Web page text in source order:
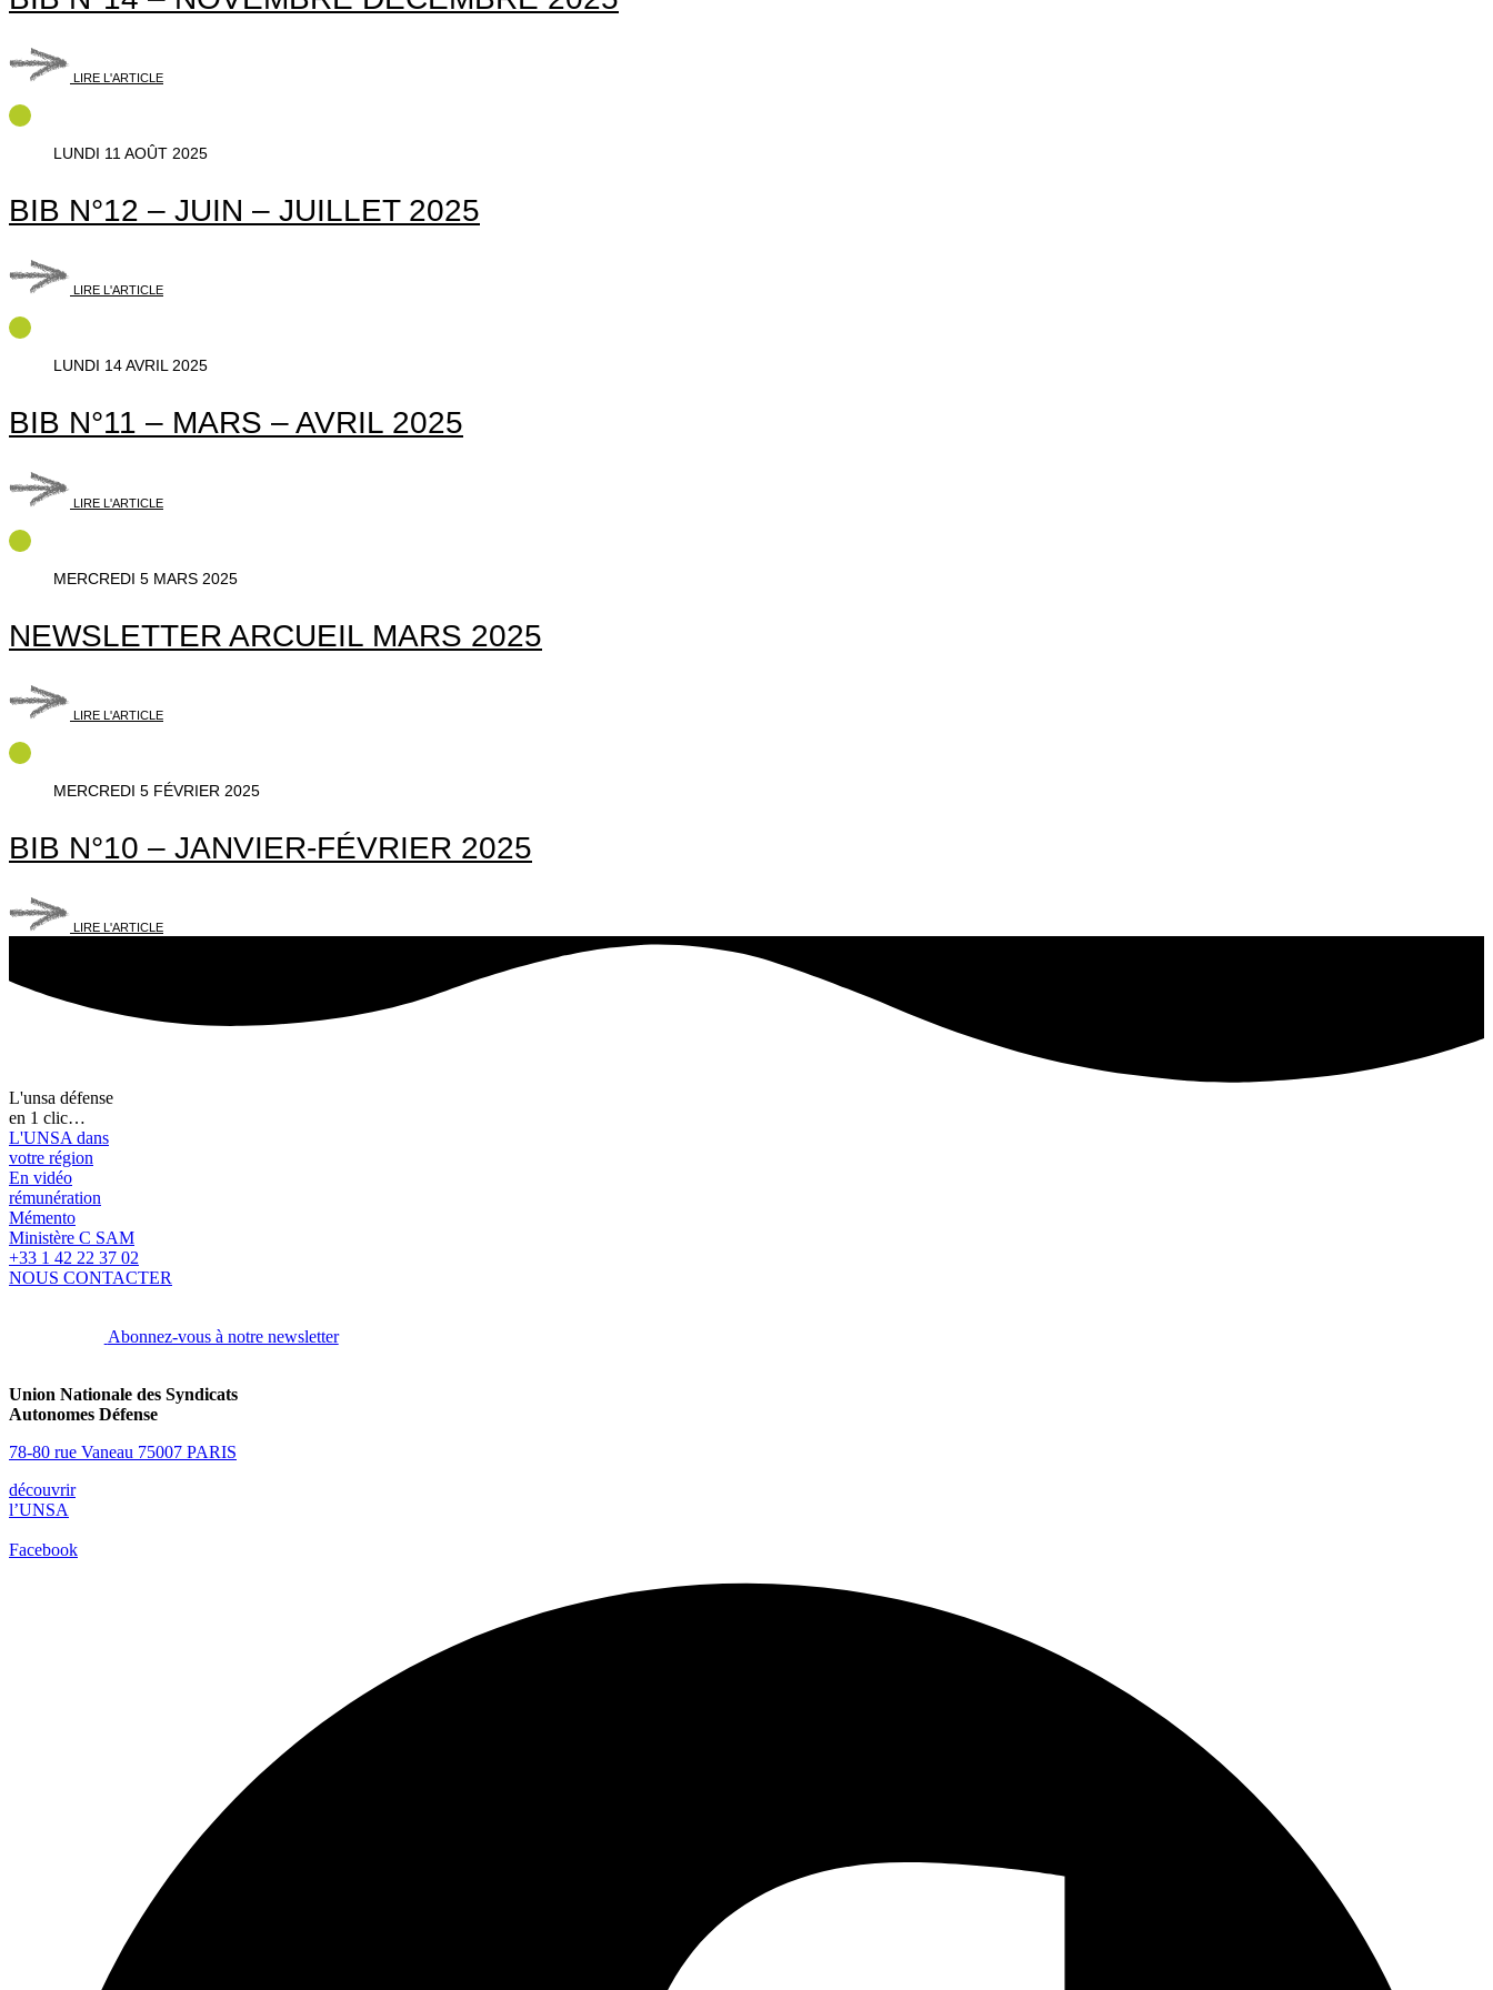
LIRE L'ARTICLE
LUNDI 11 AOÛT 2025
BIB N°12 – JUIN – JUILLET 2025
LIRE L'ARTICLE
LUNDI 14 AVRIL 2025
BIB N°11 – MARS – AVRIL 2025
LIRE L'ARTICLE
MERCREDI 5 MARS 2025
NEWSLETTER ARCUEIL MARS 2025
LIRE L'ARTICLE
MERCREDI 5 FÉVRIER 2025
BIB N°10 – JANVIER-FÉVRIER 2025
LIRE L'ARTICLE
L'unsa défense
en 1 clic…
L'UNSA dans
votre région
En vidéo
rémunération
Mémento
Ministère C SAM
+33 1 42 22 37 02
NOUS CONTACTER
Abonnez-vous à notre newsletter
Union Nationale des Syndicats
Autonomes Défense
78-80 rue Vaneau 75007 PARIS
découvrir
l’UNSA
Facebook